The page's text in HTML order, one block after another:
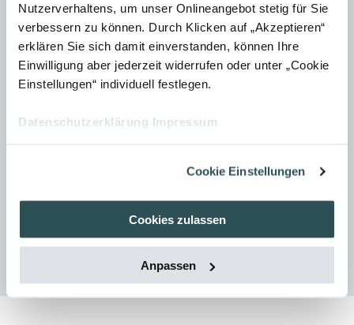
Nutzerverhaltens, um unser Onlineangebot stetig für Sie
verbessern zu können. Durch Klicken auf „Akzeptieren“
erklären Sie sich damit einverstanden, können Ihre
Einwilligung aber jederzeit widerrufen oder unter „Cookie
Einstellungen“ individuell festlegen.
Datenschutzerklärung Impressum
Cookie Einstellungen
Cookies zulassen
Anpassen
AUTOR:
Julia Graf
Weitere Artikel von Julia Graf